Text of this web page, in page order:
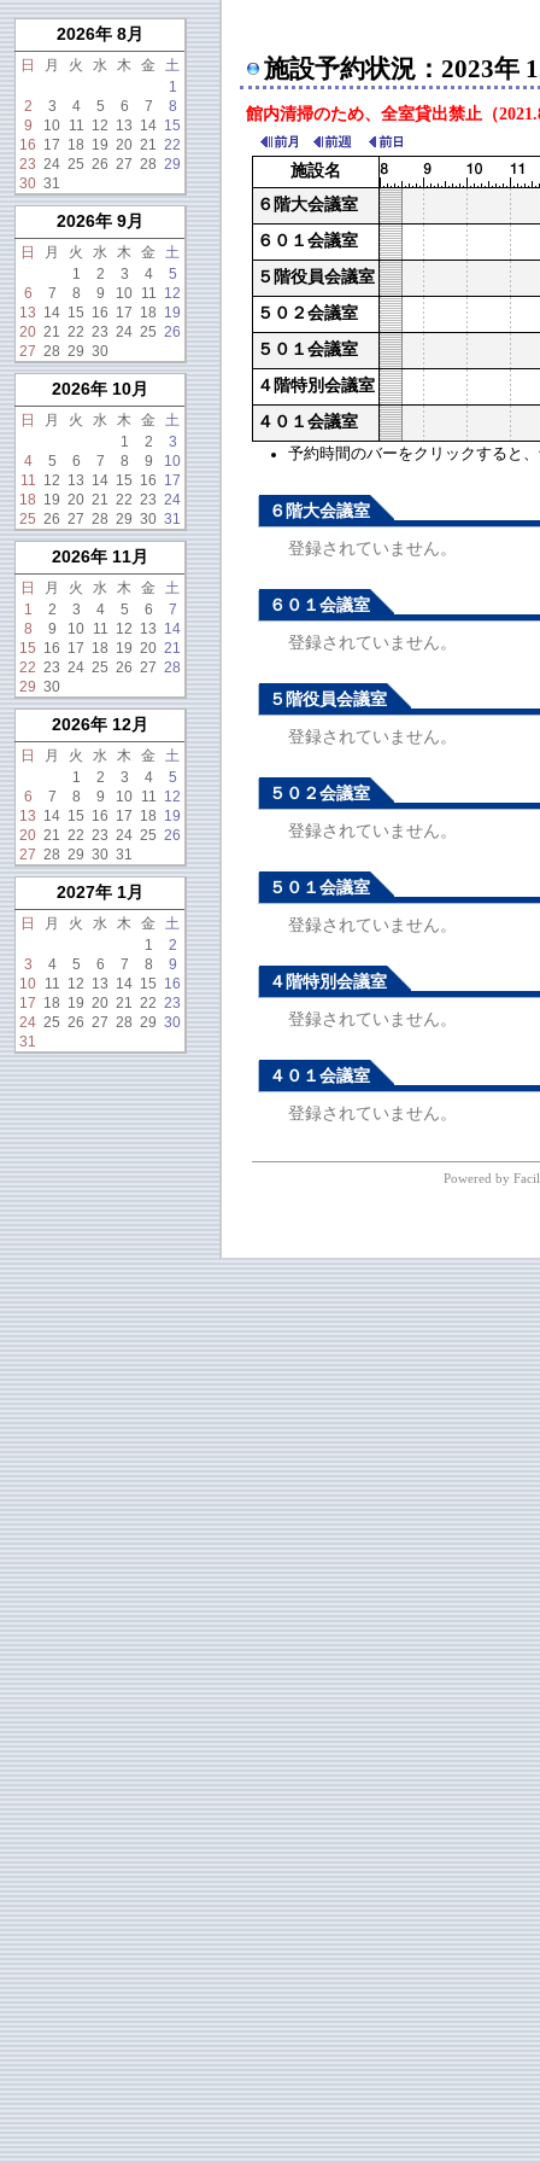
施設予約状況：2023年
館内清掃のため、全室貸出禁止（
施設名
予約時間のバーをクリックすると
６階大会議室
６０１会議室
５階役員会議室
５０２会議室
５０１会議室
４階特別会議室
４０１会議室
６階大会議室
登録されていません。
６０１会議室
登録されていません。
５階役員会議室
登録されていません。
５０２会議室
登録されていません。
５０１会議室
登録されていません。
４階特別会議室
登録されていません。
４０１会議室
登録されていません。
Powered by
2026年 8月
日 月 火 水 木 金
土
1
2
3 4 5 6 7
8
9
10 11 12 13 14 15
16 17 18 19 20 21 22
23 24 25 26 27 28 29
30 31
2026年 9月
日 月 火 水 木 金
土
1
2 3 4
5
6
7 8 9 10 11 12
13 14 15 16 17 18 19
20 21 22 23 24 25 26
27 28 29 30
2026年 10月
日 月 火 水 木 金
土
1
2
3
4
5 6 7 8 9
10
11 12 13 14 15 16 17
18 19 20 21 22 23 24
25 26 27 28 29 30 31
2026年 11月
日 月 火 水 木 金
土
1
2 3 4 5 6
7
8
9 10 11 12 13 14
15 16 17 18 19 20 21
22 23 24 25 26 27 28
29 30
2026年 12月
日 月 火 水 木 金
土
1
2 3 4
5
6
7 8 9 10 11 12
13 14 15 16 17 18 19
20 21 22 23 24 25 26
27 28 29 30 31
2027年 1月
日 月 火 水 木 金
土
1
2
3
4 5 6 7 8
9
10 11 12 13 14 15 16
17 18 19 20 21 22 23
24 25 26 27 28 29 30
31